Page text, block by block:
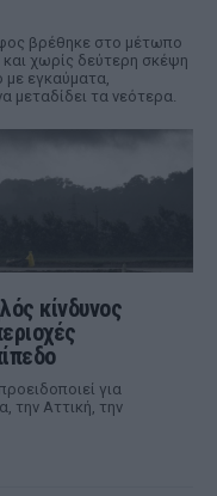
βρέθηκε στο μέτωπο
και χωρίς δεύτερη σκέψη
εγκαύματα,
μεταδίδει τα νεότερα.
κίνδυνος
για
την Αττική, την